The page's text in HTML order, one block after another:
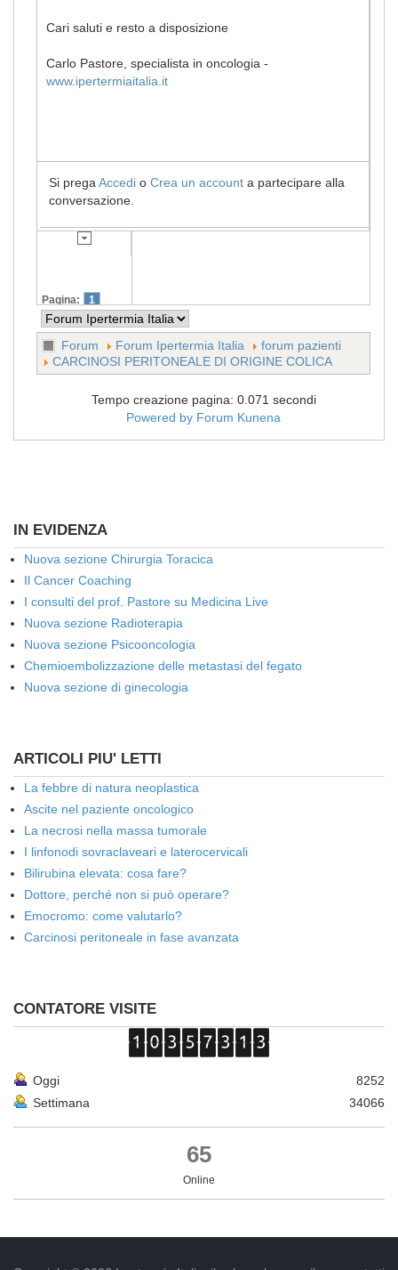
Cari saluti e resto a disposizione
Carlo Pastore, specialista in oncologia -
www.ipertermiaitalia.it
Si prega Accedi o Crea un account a partecipare alla
conversazione.
Pagina: 1
Forum Forum Ipertermia Italia
forum pazienti
CARCINOSI PERITONEALE DI ORIGINE COLICA
Tempo creazione pagina: 0.071 secondi
Powered by Forum Kunena
IN EVIDENZA
Nuova sezione Chirurgia Toracica
Il Cancer Coaching
I consulti del prof. Pastore su Medicina Live
Nuova sezione Radioterapia
Nuova sezione Psicooncologia
Chemioembolizzazione delle metastasi del fegato
Nuova sezione di ginecologia
ARTICOLI PIU' LETTI
La febbre di natura neoplastica
Ascite nel paziente oncologico
La necrosi nella massa tumorale
I linfonodi sovraclaveari e laterocervicali
Bilirubina elevata: cosa fare?
Dottore, perché non si può operare?
Emocromo: come valutarlo?
Carcinosi peritoneale in fase avanzata
CONTATORE VISITE
Oggi
8252
Settimana
34066
65
Online